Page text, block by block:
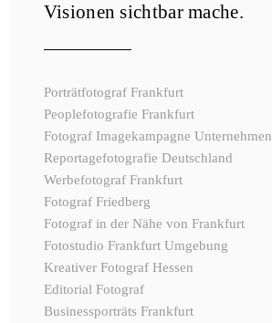
Visionen sichtbar mache.
Porträtfotograf Frankfurt
Peoplefotografie Frankfurt
Fotograf Imagekampagne Unternehmen
Reportagefotografie Deutschland
Werbefotograf Frankfurt
Fotograf Friedberg
Fotograf in der Nähe von Frankfurt
Fotostudio Frankfurt Umgebung
Kreativer Fotograf Hessen
Editorial Fotograf
Businessporträts Frankfurt